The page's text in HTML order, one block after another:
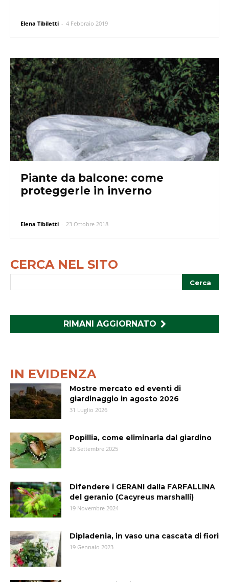
Elena Tibiletti - 4 Febbraio 2019
Piante da balcone: come
proteggerle in inverno
Elena Tibiletti - 23 Ottobre 2018
CERCA NEL SITO
RIMANI AGGIORNATO
IN EVIDENZA
Mostre mercato ed eventi di
giardinaggio in agosto 2026
31 Luglio 2026
Popillia, come eliminarla dal giardino
26 Settembre 2025
Difendere i GERANI dalla FARFALLINA
del geranio (Cacyreus marshalli)
19 Novembre 2024
Dipladenia, in vaso una cascata di fiori
19 Gennaio 2023